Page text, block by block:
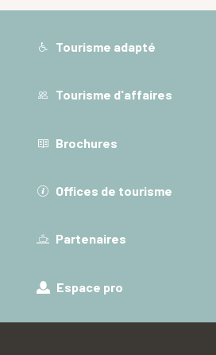
Tourisme adapté
Tourisme d'affaires
Brochures
Offices de tourisme
Partenaires
Espace pro